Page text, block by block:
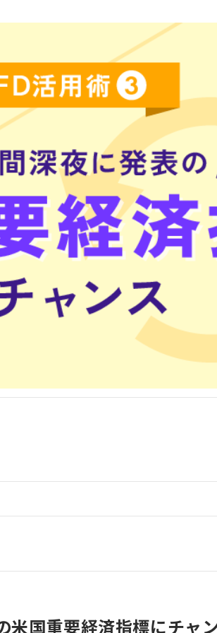
国重要経済指標にチャ